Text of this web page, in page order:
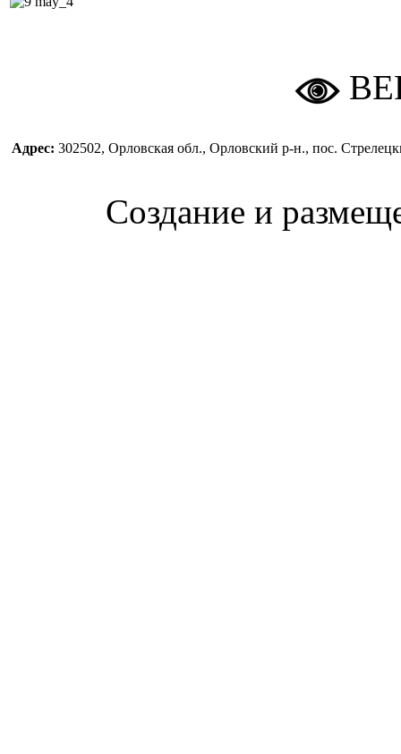
Адрес: 302502, Орловская обл., Орловский р-н., пос.
Создание и